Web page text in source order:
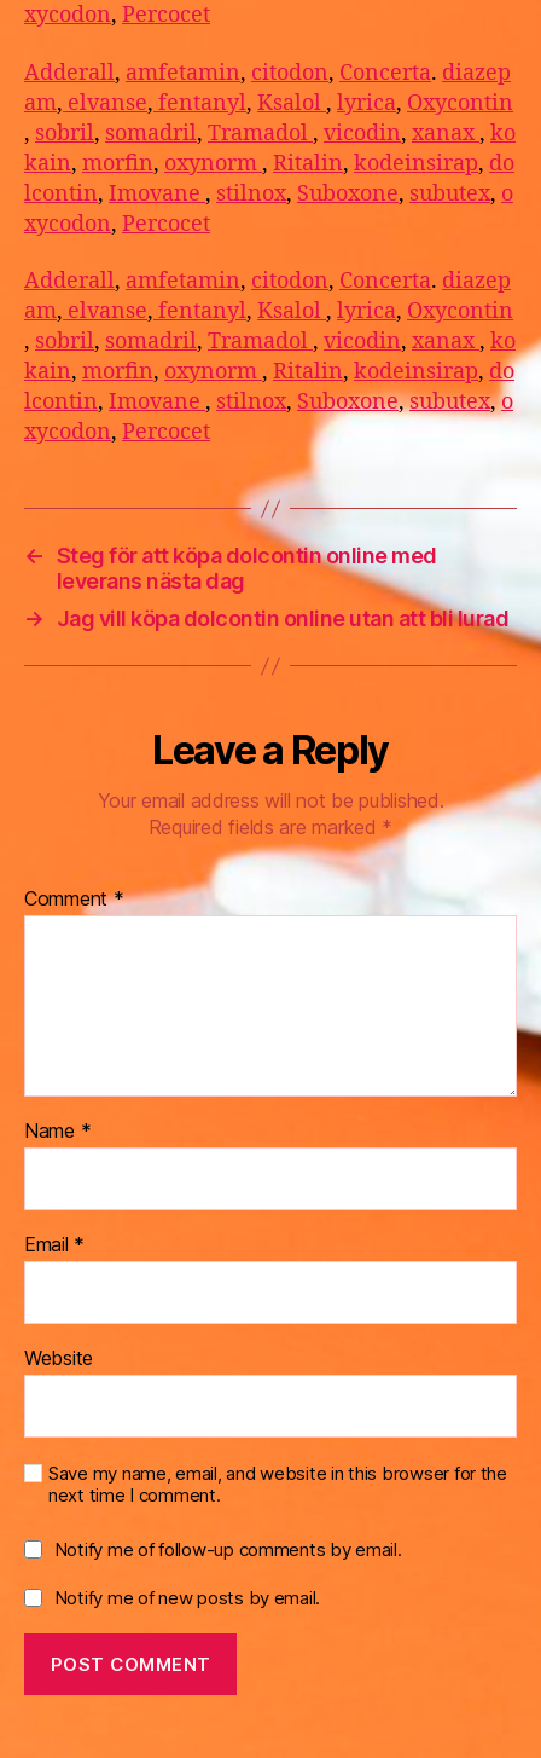
xycodon, Percocet
Adderall, amfetamin, citodon, Concerta. diazep
am, elvanse, fentanyl, Ksalol , lyrica, Oxycontin
, sobril, somadril, Tramadol , vicodin, xanax, ko
kain, morfin, oxynorm , Ritalin, kodeinsirap, do
lcontin, Imovane , stilnox, Suboxone, subutex, o
xycodon, Percocet
Adderall, amfetamin, citodon, Concerta. diazep
am, elvanse, fentanyl, Ksalol , lyrica, Oxycontin
, sobril, somadril, Tramadol , vicodin, xanax, ko
kain, morfin, oxynorm , Ritalin, kodeinsirap, do
lcontin, Imovane , stilnox, Suboxone,subutex,o
xycodon, Percocet
← Steg för att köpa dolcontin online med
leverans nästa dag
→
Jag vill köpa dolcontin online utan att bli lurad
Leave a Reply
Your email address will not be published.
Required fields are marked *
Comment*
Name *
Email *
Website
Save my name, email, and website in this browser for the
next time I comment.
Notify me of follow-up comments by email.
Notify me of new posts by email.